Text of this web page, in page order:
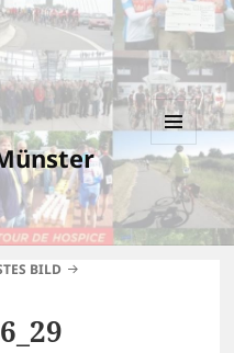
MENÜ
UND
WIDGETS
BILD